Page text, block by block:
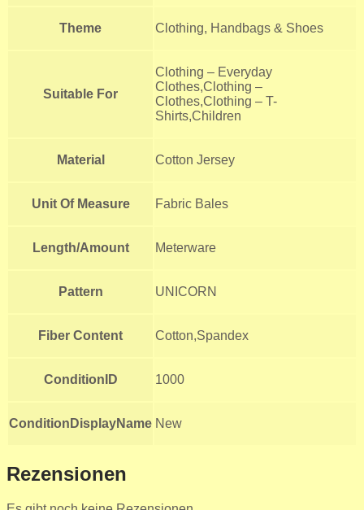
Theme Clothing, Handbags & Shoes
Suitable For
Clothing – Everyday
Clothes,Clothing –
Clothes,Clothing – T-
Shirts,Children
Material Cotton Jersey
Unit Of Measure Fabric Bales
Length/Amount Meterware
Pattern UNICORN
Fiber Content Cotton,Spandex
ConditionID 1000
ConditionDisplayName New
Rezensionen